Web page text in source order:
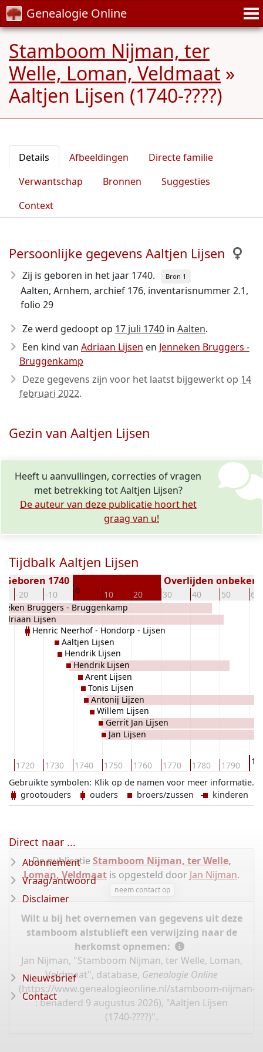
Genealogie Online
Stamboom Nijman, ter
Welle, Loman, Veldmaat »
Aaltjen Lijsen (1740-????)
Details Afbeeldingen
Directe familie
Verwantschap
Bronnen
Suggesties
Context
Persoonlijke gegevens Aaltjen Lijsen
Zij is geboren in het jaar 1740. Bron 1
Aalten, Arnhem, archief 176, inventaris­num­mer 2.1,
folio 29
Ze werd gedoopt op 17 juli 1740 in Aalten.
Een kind van Adriaan Lijsen en Jenneken Bruggers -
Bruggenkamp
Deze gegevens zijn voor het laatst bijgewerkt op 14
februari 2022.
Gezin van Aaltjen Lijsen
Heeft u aanvullingen, correcties of vragen
met betrekking tot Aaltjen Lijsen?
De auteur van deze publicatie hoort het
graag van u!
Tijdbalk Aaltjen Lijsen
-20 -10 0 10 20 30 40 50 60
Geboren 1740 Overlijden
1720 1730 1740 1750 1760 1770 1780 1790
Bruggers - Bruggenkamp
Adriaan Lijsen
Henric Neerhof - Hondorp - Lijsen
Aaltjen Lijsen
Hendrik Lijsen
Hendrik Lijsen
Arent Lijsen
Tonis Lijsen
Antonij Lijzen
Willem Lijsen
Gerrit Jan Lijsen
Jan Lijsen
Klik op de namen voor meer informatie.
Gebruikte symbolen:
grootouders
ouders broers/zussen kinderen
De publicatie Stamboom Nijman, ter Welle,
Loman, Veldmaat is opgesteld door Jan Nijman.
neem contact op
Wilt u bij het overnemen van gegevens uit deze
stamboom alstublieft een verwijzing naar de
herkomst opnemen:
Jan Nijman, "Stamboom Nijman, ter Welle, Loman,
Veldmaat", database, Genealogie Online
(https://www.genealogieonline.nl/stamboom-nijman-
: benaderd 9 augustus 2026), "Aaltjen Lijsen
(1740-????)".
Direct naar ...
Abonnement
Vraag/antwoord
Disclaimer
Nieuwsbrief
Contact